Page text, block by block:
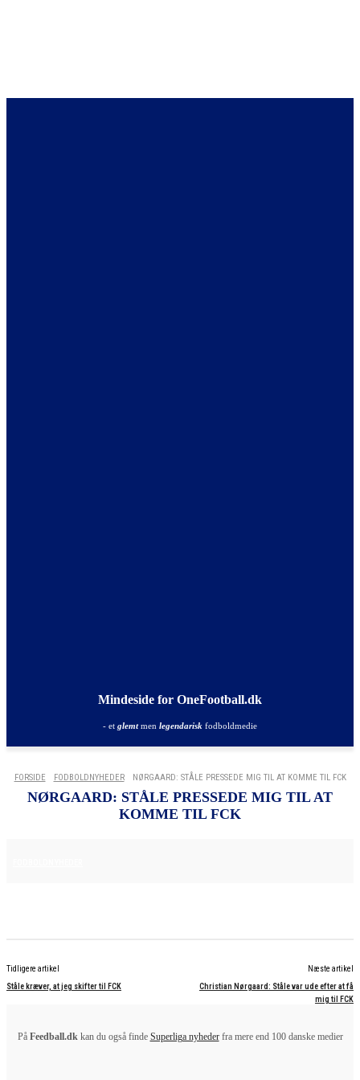
Mindeside for OneFootball.dk
- et glemtmen legendarisk fodboldmedie
FORSIDE FODBOLDNYHEDER NØRGAARD: STÅLE PRESSEDE MIG TIL AT KOMME TIL FCK
NØRGAARD: STÅLE PRESSEDE MIG TIL AT
KOMME TIL FCK
Tidligere artikel
Ståle kræver, at jeg skifter til FCK
Næste artikel
Christian Nørgaard: Ståle var ude efter at få
mig til FCK
På Feedball.dkkan du også finde Superliga nyhederfra mere end 100 danske medier